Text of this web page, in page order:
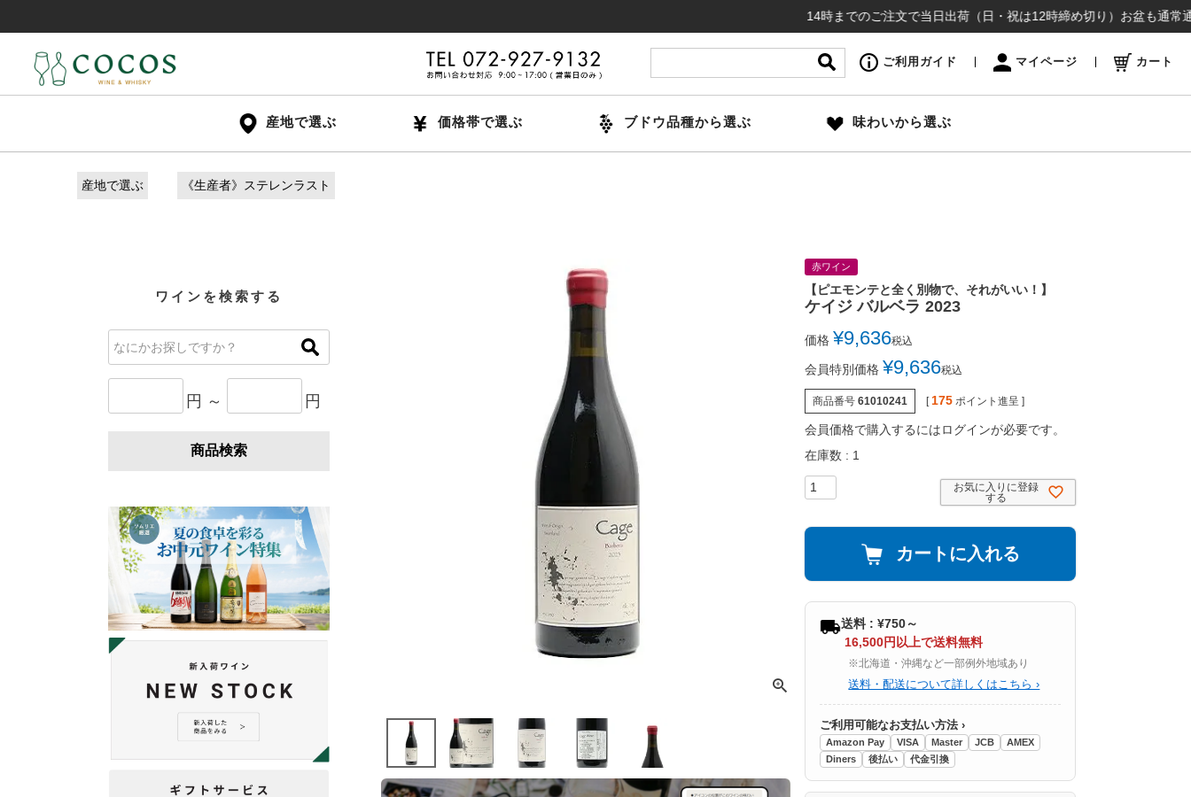
14時までのご注文で当日出荷（日・祝は12時締め切り）お盆も通常通り出
ご利用ガイド マイページ カート
産地で選ぶ 価格帯で選ぶ ブドウ品種から選ぶ 味わいから選ぶ
産地で選ぶ 《生産者》ステレンラスト
ワインを検索する
円 ～ 円
商品検索
赤ワイン
【ピエモンテと全く別物で、それがいい！】
ケイジ バルベラ 2023
価格 ¥9,636税込
会員特別価格 ¥9,636税込
商品番号 61010241 [ 175 ポイント進呈 ]
会員価格で購入するにはログインが必要です。
在庫数
1
お気に入りに登録
する
カートに入れる
送料 : ¥750～
16,500円以上で送料無料
※北海道・沖縄など一部例外地域あり
送料・配送について詳しくはこちら ›
ご利用可能なお支払い方法 ›
Amazon Pay VISA Master JCB
AMEX
Diners
後払い 代金引換